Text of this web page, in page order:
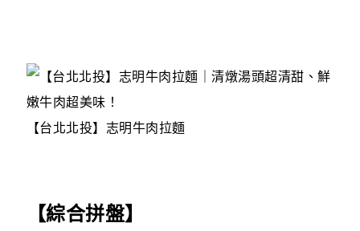
【台北北投】志明牛肉拉麵
【綜合拼盤】